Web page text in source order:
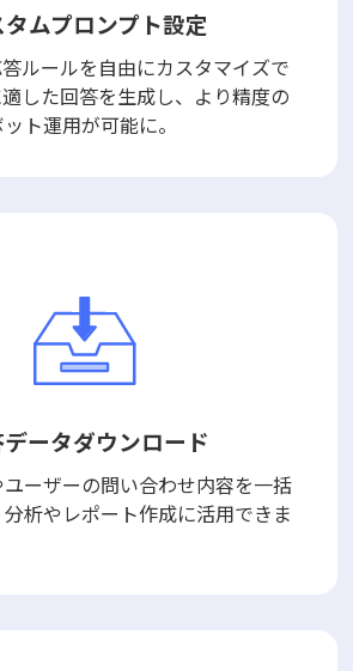
タムプロンプト設定
ルールを自由にカスタマイズで
した回答を生成し、より精度の
ト運用が可能に。
ータダウンロード
ーザーの問い合わせ内容を一括
析やレポート作成に活用できま